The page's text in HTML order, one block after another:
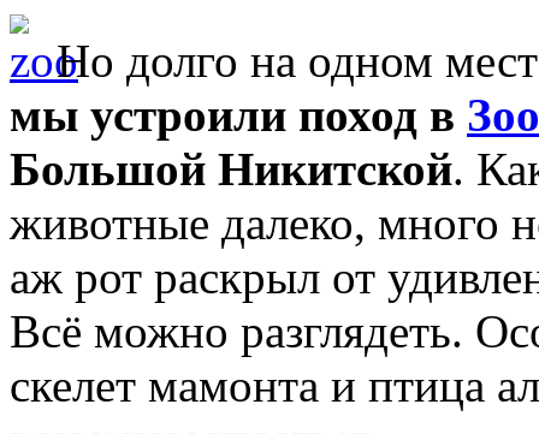
Но долго на одном
мы устроили поход в
Большой Никитской.
животные далеко, много
аж рот раскрыл от
Всё можно разглядеть.
скелет мамонта и птица